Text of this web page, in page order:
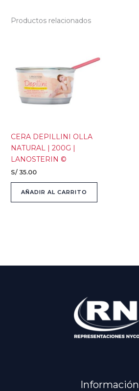
Productos relacionados
CERA DEPILLINI OLLA
NATURAL | 200G |
LANOSTERIN ©
S/35.00
AÑADIR AL CARRITO
Información